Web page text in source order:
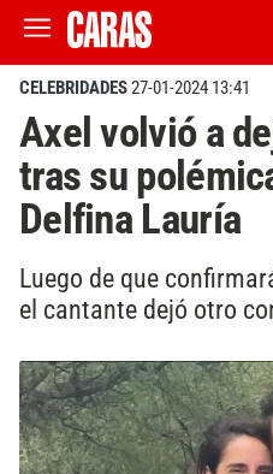
CELEBRIDADES27-01-2024 13:41
Axel volvió a
tras su
Delfina Lauría
Luego de que
el cantante dejó otro